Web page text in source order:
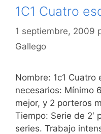
1C1 Cuatro
1 septiembre, 2009
Gallego
Nombre: 1c1 Cuatro
necesarios: Mínimo
mejor, y 2 porteros
Tiempo: Serie de 2′
series. Trabajo